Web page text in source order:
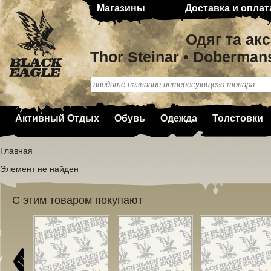
Магазины Доставка и
Одяг та
Thor Steinar •
Активный Отдых Обувь Одежда Толстовки
Главная
Элемент не найден
С этим товаром покупают